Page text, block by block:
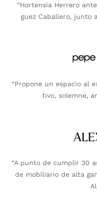
“Hor­ten­sia Herre­ro
guez Caba­lle­ro, jun­to
“Pro­po­ne un espa­cio al
ti­vo, solem­ne,
“A pun­to de cum­plir 30
de mobi­lia­rio de alta